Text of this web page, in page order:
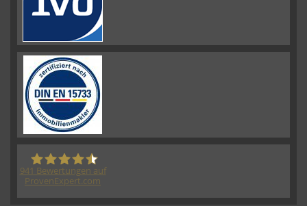
HORN IMMOBILIEN GmbH
941 Bewertungen auf
ProvenExpert.com